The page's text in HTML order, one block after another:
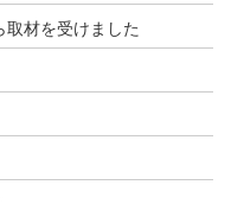
取材を受けました